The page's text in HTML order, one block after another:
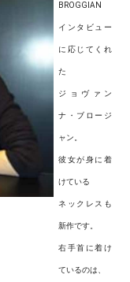
BROGGIAN
インタビュー
に応じてくれ
た
ジョヴァン
ナ・ブロージ
ャン。
彼女が身に着
けている
ネックレスも
新作です。
右手首に着け
ているのは、